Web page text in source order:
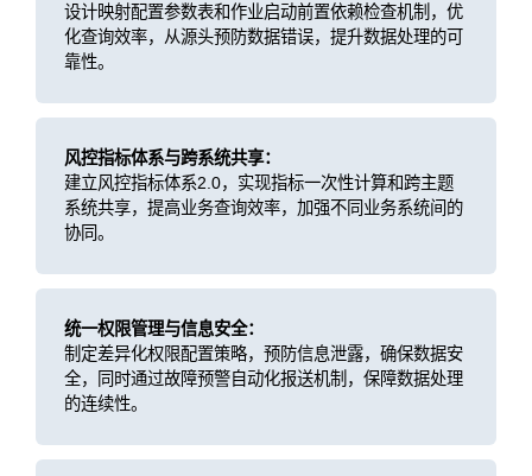
设计映射配置参数表和作业启动前置依赖检查机制，优
化查询效率，从源头预防数据错误，提升数据处理的可
靠性。
风控指标体系与跨系统共享：
建立风控指标体系2.0，实现指标一次性计算和跨主题
系统共享，提高业务查询效率，加强不同业务系统间的
协同。
统一权限管理与信息安全：
制定差异化权限配置策略，预防信息泄露，确保数据安
全，同时通过故障预警自动化报送机制，保障数据处理
的连续性。